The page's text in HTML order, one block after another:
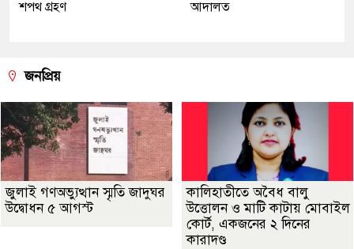
শপথ গ্রহণ আদালত
জনপ্রিয়
জুলাই গণঅভ্যুত্থান স্মৃতি জাদুঘর
উদ্বোধন ৫ আগস্ট
কালিহাতীতে অবৈধ বালু
উত্তোলন ও মাটি কাটায় মোবাইল
কোর্ট, একজনের ২ দিনের
কারাদণ্ড